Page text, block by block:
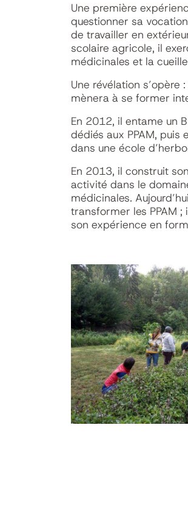
Une première
questionner sa
de travailler en
scolaire agricole, il
médicinales et la
Une révélation s’opère
mènera à se former
En 2012, il entame un
dédiés aux PPAM,
dans une école
En 2013, il construit
activité dans le
médicinales.
transformer les PPAM
son expérience en